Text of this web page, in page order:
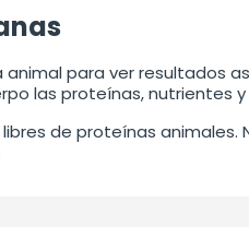
para ver resultados
las proteínas, nutrientes y
de proteínas animales.